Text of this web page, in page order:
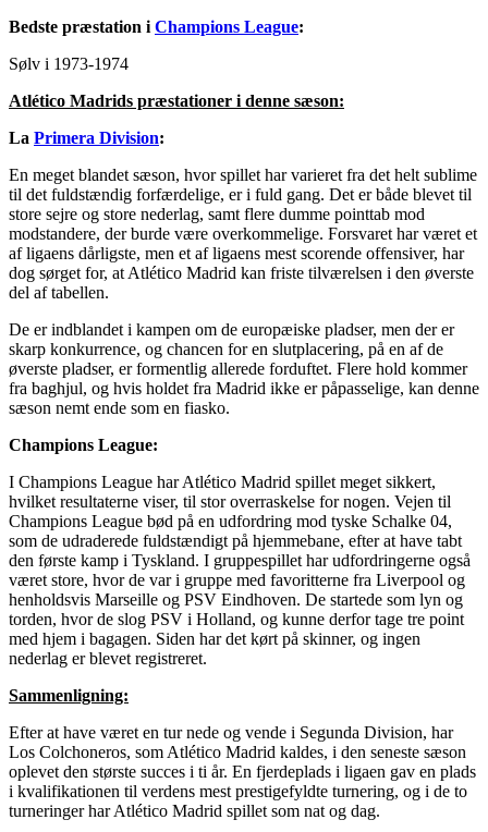
Bedste præstation i Champions League:
Sølv i 1973-1974
Atlético Madrids præstationer i denne sæson:
La Primera Division:
En meget blandet sæson, hvor spillet har varieret fra det helt sublime
til det fuldstændig forfærdelige, er i fuld gang. Det er både blevet til
store sejre og store nederlag, samt flere dumme pointtab mod
modstandere, der burde være overkommelige. Forsvaret har været et
af ligaens dårligste, men et af ligaens mest scorende offensiver, har
dog sørget for, at Atlético Madrid kan friste tilværelsen i den øverste
del af tabellen.
De er indblandet i kampen om de europæiske pladser, men der er
skarp konkurrence, og chancen for en slutplacering, på en af de
øverste pladser, er formentlig allerede forduftet. Flere hold kommer
fra baghjul, og hvis holdet fra Madrid ikke er påpasselige, kan denne
sæson nemt ende som en fiasko.
Champions League:
I Champions League har Atlético Madrid spillet meget sikkert,
hvilket resultaterne viser, til stor overraskelse for nogen. Vejen til
Champions League bød på en udfordring mod tyske Schalke 04,
som de udraderede fuldstændigt på hjemmebane, efter at have tabt
den første kamp i Tyskland. I gruppespillet har udfordringerne også
været store, hvor de var i gruppe med favoritterne fra Liverpool og
henholdsvis Marseille og PSV Eindhoven. De startede som lyn og
torden, hvor de slog PSV i Holland, og kunne derfor tage tre point
med hjem i bagagen. Siden har det kørt på skinner, og ingen
nederlag er blevet registreret.
Sammenligning:
Efter at have været en tur nede og vende i Segunda Division, har
Los Colchoneros, som Atlético Madrid kaldes, i den seneste sæson
oplevet den største succes i ti år. En fjerdeplads i ligaen gav en plads
i kvalifikationen til verdens mest prestigefyldte turnering, og i de to
turneringer har Atlético Madrid spillet som nat og dag.